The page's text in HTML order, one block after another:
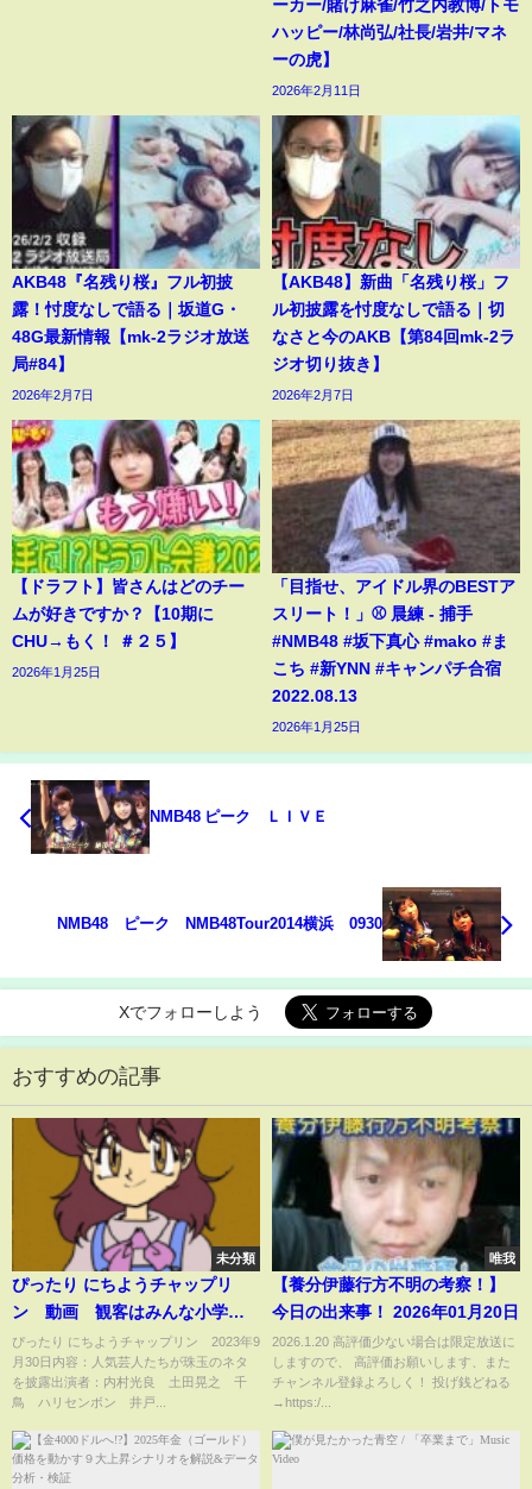
ーカー/賭け麻雀/竹之内教博/トモ
ハッピー/林尚弘/社長/岩井/マネ
ーの虎】
2026年2月11日
AKB48『名残り桜』フル初披
露！忖度なしで語る｜坂道G・
48G最新情報【mk-2ラジオ放送
局#84】
2026年2月7日
【AKB48】新曲「名残り桜」フ
ル初披露を忖度なしで語る｜切
なさと今のAKB【第84回mk-2ラ
ジオ切り抜き】
2026年2月7日
【ドラフト】皆さんはどのチー
ムが好きですか？【10期に
CHU→もく！ ＃２５】
2026年1月25日
「目指せ、アイドル界のBESTア
スリート！」⚾️ 晨練 - 捕手
#NMB48 #坂下真心 #mako #ま
こち #新YNN #キャンパチ合宿
2022.08.13
2026年1月25日
NMB48 ピーク ＬＩＶＥ
NMB48 ピーク NMB48Tour2014横浜 0930
Xでフォローしよう
おすすめの記事
未分類
ぴったり にちようチャップリ
ン 動画 観客はみんな小学
生！お笑いネバーランド後編 9
月30日
ぴったり にちようチャップリン 2023年9
月30日内容：人気芸人たちが珠玉のネタ
を披露出演者：内村光良 土田晃之 千
鳥 ハリセンボン 井戸...
唯我
【養分伊藤行方不明の考察！】
今日の出来事！ 2026年01月20日
2026.1.20 高評価少ない場合は限定放送に
しますので、 高評価お願いします、また
チャンネル登録よろしく！ 投げ銭どねる
→https:/...